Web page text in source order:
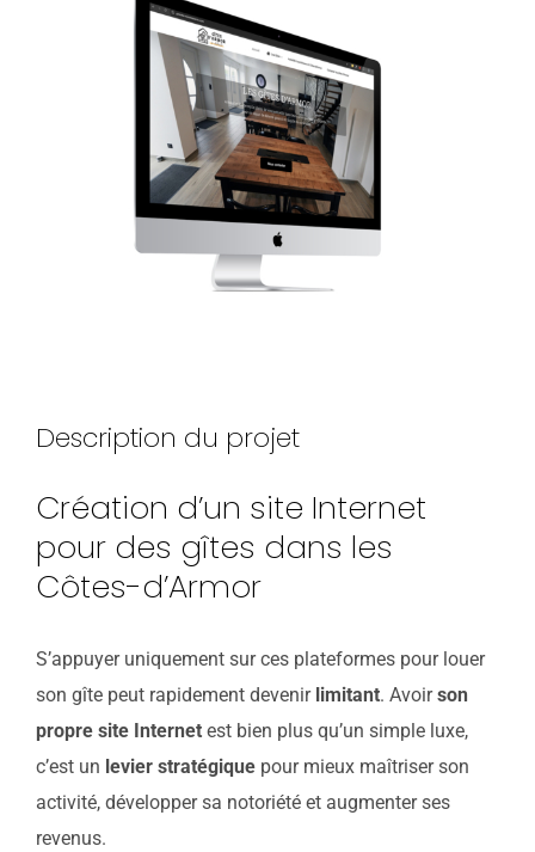
Description du projet
Création d’un site Internet
pour des gîtes dans les
Côtes-d’Armor
S’appuyer uniquement sur ces plateformes pour louer
son gîte peut rapidement devenir limitant. Avoirson
propre site Internetest bien plus qu’un simple luxe,
c’est un levier stratégiquepour mieux maîtriser son
activité, développer sa notoriété et augmenter ses
revenus.